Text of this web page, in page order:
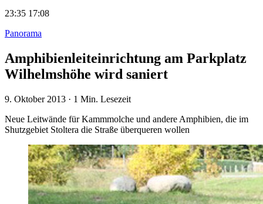
23:35 17:08
Panorama
Amphibienleiteinrichtung am Parkplatz
Wilhelmshöhe wird saniert
9. Oktober 2013 · 1 Min. Lesezeit
Neue Leitwände für Kammmolche und andere Amphibien, die im
Shutzgebiet Stoltera die Straße überqueren wollen